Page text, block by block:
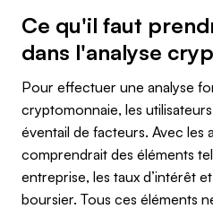
Ce qu'il faut
dans l'analyse
Pour effectuer une analyse
cryptomonnaie, les
éventail de facteurs. Avec les
comprendrait des éléments
entreprise, les taux d’intérêt
boursier. Tous ces éléments